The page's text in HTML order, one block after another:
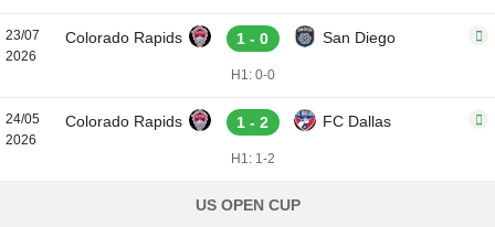
23/07
2026
Colorado Rapids 1 - 0 San Diego
H1: 0-0
24/05
2026
Colorado Rapids 1 - 2 FC Dallas
H1: 1-2
US OPEN CUP